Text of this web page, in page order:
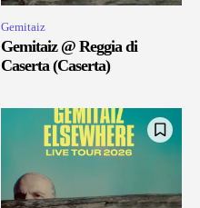
Gemitaiz
Gemitaiz @ Reggia di
Caserta (Caserta)